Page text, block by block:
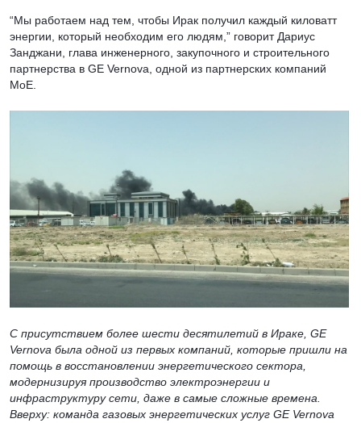
“Мы работаем над тем, чтобы Ирак получил каждый киловатт
энергии, который необходим его людям,” говорит Дариус
Занджани, глава инженерного, закупочного и строительного
партнерства в GE Vernova, одной из партнерских компаний
MoE.
С присутствием более шести десятилетий в Ираке, GE
Vernova была одной из первых компаний, которые пришли на
помощь в восстановлении энергетического сектора,
модернизируя производство электроэнергии и
инфраструктуру сети, даже в самые сложные времена.
Вверху: команда газовых энергетических услуг GE Vernova